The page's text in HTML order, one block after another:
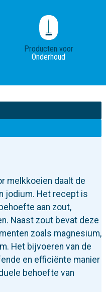
Producten voor
Onderhoud
melkkoeien daalt de
jodium. Het recept is
aan zout,
Naast zout bevat deze
zoals magnesium,
Het bijvoeren van de
en efficiënte manier
behoefte van